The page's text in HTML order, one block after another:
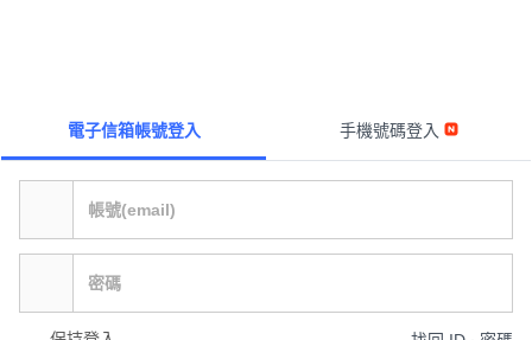
電子信箱帳號登入 手機號碼登入